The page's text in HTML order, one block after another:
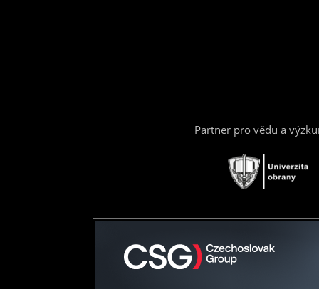
Partner pro vědu a